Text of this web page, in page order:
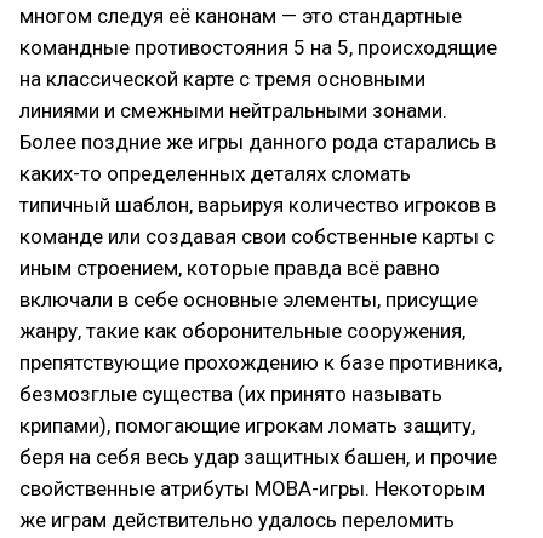
многом следуя её канонам — это стандартные
командные противостояния 5 на 5, происходящие
на классической карте с тремя основными
линиями и смежными нейтральными зонами.
Более поздние же игры данного рода старались в
каких-то определенных деталях сломать
типичный шаблон, варьируя количество игроков в
команде или создавая свои собственные карты с
иным строением, которые правда всё равно
включали в себе основные элементы, присущие
жанру, такие как оборонительные сооружения,
препятствующие прохождению к базе противника,
безмозглые существа (их принято называть
крипами), помогающие игрокам ломать защиту,
беря на себя весь удар защитных башен, и прочие
свойственные атрибуты MOBA-игры. Некоторым
же играм действительно удалось переломить